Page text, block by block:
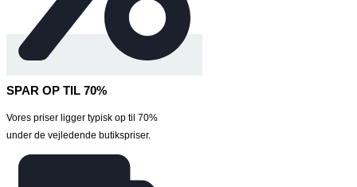
SPAR OP TIL 70%
Vores priser ligger typisk op til 70%
under de vejledende butikspriser.